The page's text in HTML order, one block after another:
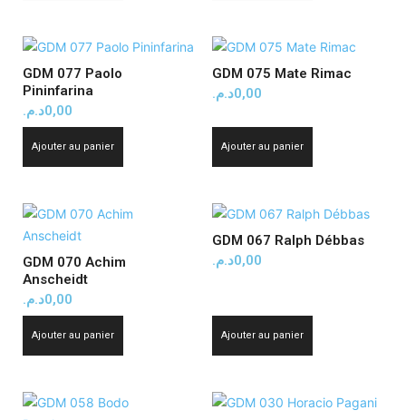
GDM 077 Paolo
Pininfarina
0,00د.م.
Ajouter au panier
GDM 075 Mate Rimac
0,00د.م.
Ajouter au panier
GDM 070 Achim
Anscheidt
0,00د.م.
Ajouter au panier
GDM 067 Ralph Débbas
0,00د.م.
Ajouter au panier